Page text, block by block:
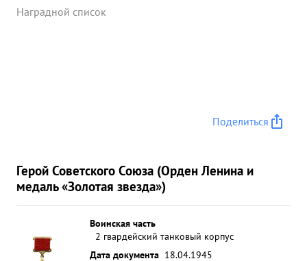
Наградной список
Поделиться
Герой Советского Союза (Орден Ленина и
медаль «Золотая звезда»)
Воинская часть
2 гвардейский танковый корпус
Дата документа 18.04.1945